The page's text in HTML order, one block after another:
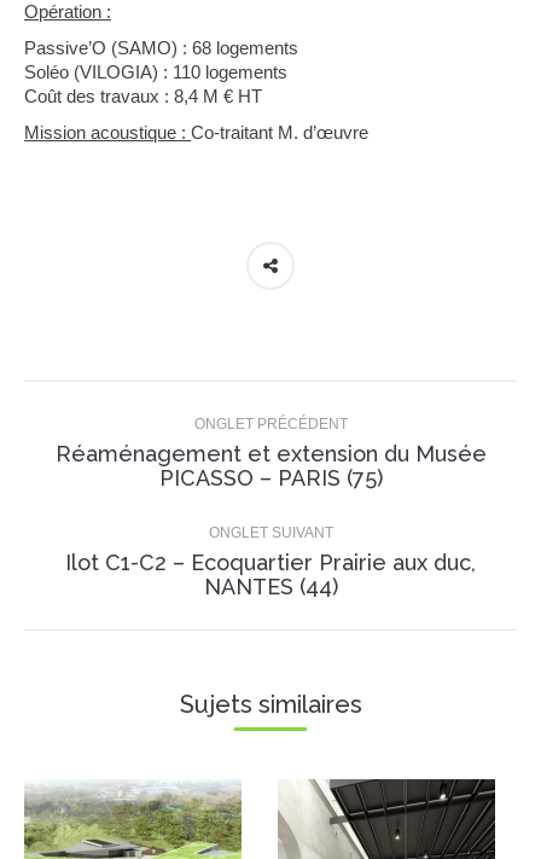
Opération :
Passive’O (SAMO) : 68 logements
Soléo (VILOGIA) : 110 logements
Coût des travaux : 8,4 M € HT
Mission acoustique : Co-traitant M. d’œuvre
commentaire
ONGLET PRÉCÉDENT
Onglet
précédent
Réaménagement et extension du Musée
PICASSO – PARIS (75)
ONGLET SUIVANT
Projets
similaires
Ilot C1-C2 – Ecoquartier Prairie aux duc,
NANTES (44)
Sujets similaires